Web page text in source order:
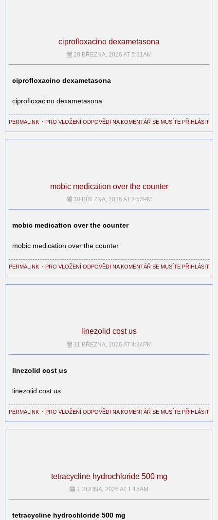
ciprofloxacino dexametasona
28 BŘEZNA, 2026 AT 5:31AM
ciprofloxacino dexametasona
ciprofloxacino dexametasona
PERMALINK ⋅ PRO VLOŽENÍ ODPOVĚDI NA KOMENTÁŘ SE MUSÍTE PŘIHLÁSIT
mobic medication over the counter
30 BŘEZNA, 2026 AT 2:52PM
mobic medication over the counter
mobic medication over the counter
PERMALINK ⋅ PRO VLOŽENÍ ODPOVĚDI NA KOMENTÁŘ SE MUSÍTE PŘIHLÁSIT
linezolid cost us
31 BŘEZNA, 2026 AT 4:34PM
linezolid cost us
linezolid cost us
PERMALINK ⋅ PRO VLOŽENÍ ODPOVĚDI NA KOMENTÁŘ SE MUSÍTE PŘIHLÁSIT
tetracycline hydrochloride 500 mg
1 DUBNA, 2026 AT 1:15AM
tetracycline hydrochloride 500 mg